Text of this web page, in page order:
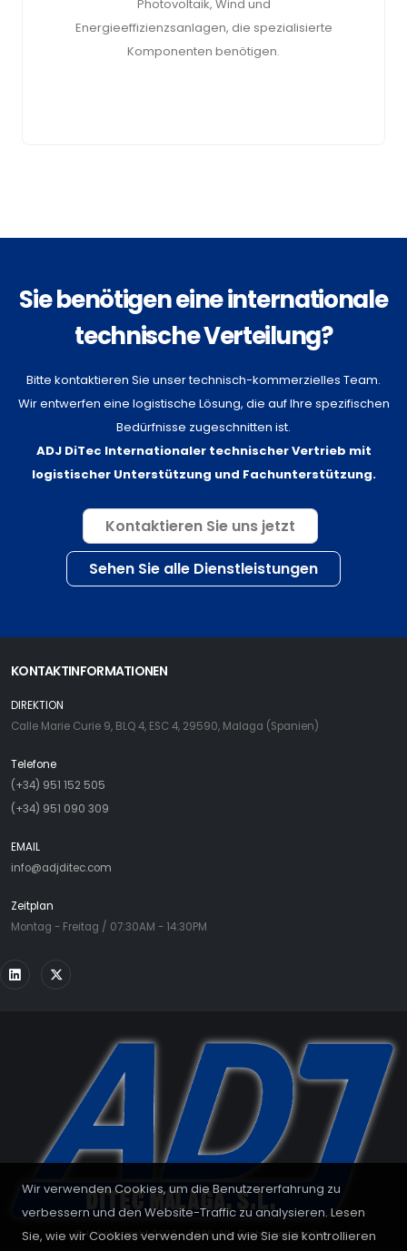
Wir verwenden Cookies, um die Benutzererfahrung zu
verbessern und den Website-Traffic zu analysieren. Lesen
Sie, wie wir Cookies verwenden und wie Sie sie kontrollieren
Photovoltaik, Wind und
Energieeffizienzsanlagen, die spezialisierte
Komponenten benötigen.
Sie benötigen eine internationale
technische Verteilung?
Bitte kontaktieren Sie unser technisch-kommerzielles Team.
Wir entwerfen eine logistische Lösung, die auf Ihre spezifischen
Bedürfnisse zugeschnitten ist.
ADJ DiTec Internationaler technischer Vertrieb mit
logistischer Unterstützung und Fachunterstützung.
Kontaktieren Sie uns jetzt
Sehen Sie alle Dienstleistungen
KONTAKTINFORMATIONEN
DIREKTION
Calle Marie Curie 9, BLQ 4, ESC 4, 29590, Malaga (Spanien)
Telefone
(+34) 951 152 505
(+34) 951 090 309
EMAIL
info@adjditec.com
Zeitplan
Montag - Freitag / 07:30AM - 14:30PM
© Urheberrecht 2008 - 2026. Alle Rechte vorbehalten.